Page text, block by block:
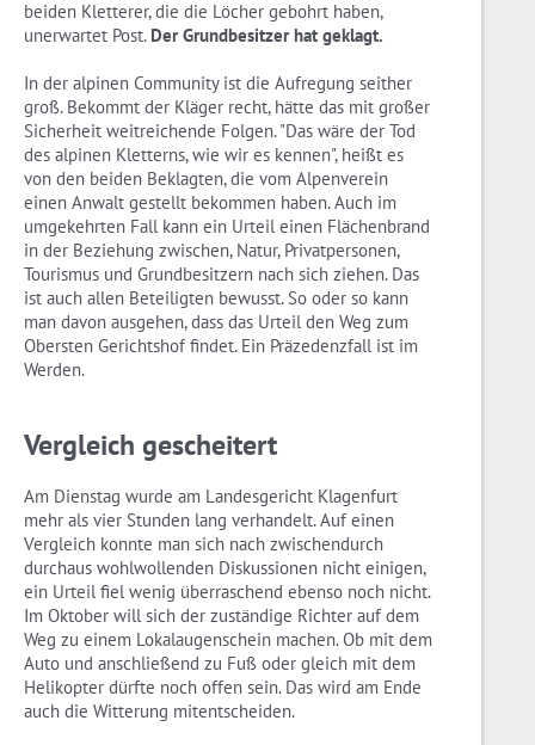
beiden Kletterer, die die Löcher gebohrt haben,
unerwartet Post. Der Grundbesitzer hat geklagt.
In der alpinen Community ist die Aufregung seither
groß. Bekommt der Kläger recht, hätte das mit großer
Sicherheit weitreichende Folgen. "Das wäre der Tod
des alpinen Kletterns, wie wir es kennen", heißt es
von den beiden Beklagten, die vom Alpenverein
einen Anwalt gestellt bekommen haben. Auch im
umgekehrten Fall kann ein Urteil einen Flächenbrand
in der Beziehung zwischen, Natur, Privatpersonen,
Tourismus und Grundbesitzern nach sich ziehen. Das
ist auch allen Beteiligten bewusst. So oder so kann
man davon ausgehen, dass das Urteil den Weg zum
Obersten Gerichtshof findet. Ein Präzedenzfall ist im
Werden.
Vergleich gescheitert
Am Dienstag wurde am Landesgericht Klagenfurt
mehr als vier Stunden lang verhandelt. Auf einen
Vergleich konnte man sich nach zwischendurch
durchaus wohlwollenden Diskussionen nicht einigen,
ein Urteil fiel wenig überraschend ebenso noch nicht.
Im Oktober will sich der zuständige Richter auf dem
Weg zu einem Lokalaugenschein machen. Ob mit dem
Auto und anschließend zu Fuß oder gleich mit dem
Helikopter dürfte noch offen sein. Das wird am Ende
auch die Witterung mitentscheiden.